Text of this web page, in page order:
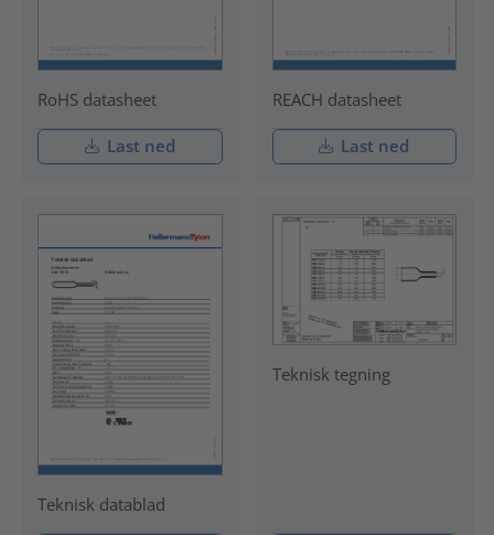
RoHS datasheet
Last ned
REACH datasheet
Last ned
Teknisk datablad
Teknisk tegning